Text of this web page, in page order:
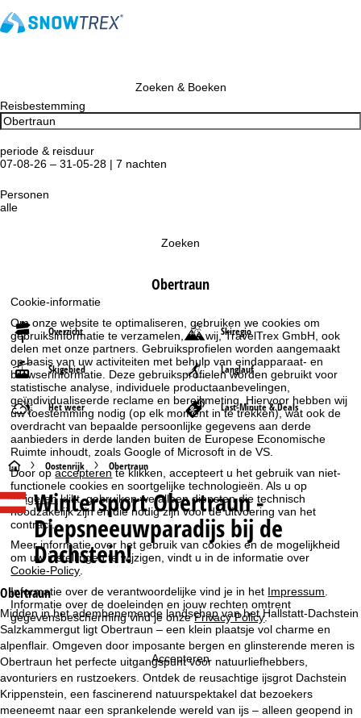
Cookie-informatie
Om onze website te optimaliseren, gebruiken we cookies om
gebruiksinformatie te verzamelen, die wij, TravelTrex GmbH, ook
delen met onze partners. Gebruiksprofielen worden aangemaakt
op basis van uw activiteiten met behulp van eindapparaat- en
browserinformatie. Deze gebruiksprofielen worden gebruikt voor
statistische analyse, individuele productaanbevelingen,
geïndividualiseerde reclame en bereikmeting. Hiervoor hebben wij
uw toestemming nodig (op elk moment in te trekken), wat ook de
overdracht van bepaalde persoonlijke gegevens aan derde
aanbieders in derde landen buiten de Europese Economische
Ruimte inhoudt, zoals Google of Microsoft in de VS.
Door opaccepterente klikken, accepteert u het gebruik van niet-
functionele cookies en soortgelijke technologieën. Als u op
weigerenklikt, gebruiken we alleen diensten die technisch
noodzakelijk zijn en die nodig zijn voor de uitvoering van het
contract.
Meer informatie over het gebruik van cookies en de mogelijkheid
om uw instellingen te wijzigen, vindt u in de informatie over
Cookie-Policy
Informatie over de verantwoordelijke vind je in het Impressum
Informatie over de doeleinden en jouw rechten omtrent
gegevensbescherming vind je onzePrivacy Policy.
Accepteren
Zoeken & Boeken
Reisbestemming
periode & reisduur
07-08-26 – 31-05-28 | 7 nachten
Personen
alle
Zoeken
Obertraun
Overzicht Skiregio
Skigebied Langlauf
Het weer Last-Minute & Deals
S
t
a
r
t
p
a
g
Oostenrijk Obertraun
WintersportObertraun -
Diepsneeuwparadijs bij de
Dachstein!
Obertraun
Midden in het adembenemende landschap van het Hallstatt-Dachstein
Salzkammergut ligt Obertraun – een klein plaatsje vol charme en
alpenflair. Omgeven door imposante bergen en glinsterende meren is
Obertraun het perfecte uitgangspunt voor natuurliefhebbers,
avonturiers en rustzoekers. Ontdek de reusachtige ijsgrot Dachstein
Krippenstein, een fascinerend natuurspektakel dat bezoekers
meeneemt naar een sprankelende wereld van ijs – alleen geopend in